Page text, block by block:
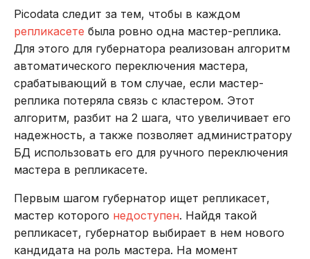
Picodata следит за тем, чтобы в каждом
репликасете была ровно одна мастер-реплика.
Для этого для губернатора реализован алгоритм
автоматического переключения мастера,
срабатывающий в том случае, если мастер-
реплика потеряла связь с кластером. Этот
алгоритм, разбит на 2 шага, что увеличивает его
надежность, а также позволяет администратору
БД использовать его для ручного переключения
мастера в репликасете.
Первым шагом губернатор ищет репликасет,
мастер которого недоступен. Найдя такой
репликасет, губернатор выбирает в нем нового
кандидата на роль мастера. На момент